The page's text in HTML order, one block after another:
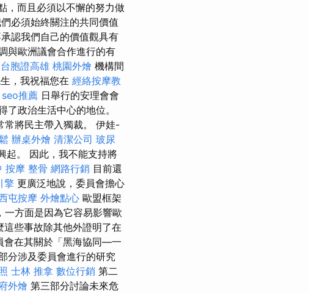
，而且必須以不懈的努力做
必須始終關注的共同價值
認我們自己的價值觀具有
與歐洲議會合作進行的有
台胞證高雄 桃園外燴 機構間
，我祝福您在 經絡按摩教
seo推薦 日舉行的安理會會
政治生活中心的地位。
常將民主帶入獨裁。 伊娃-
辦桌外燴 清潔公司 玻尿
起。 因此，我不能支持將
按摩 整骨 網路行銷 目前還
擎 更廣泛地說，委員會擔心
屯按摩 外燴點心 歐盟框架
方面是因為它容易影響歐
這些事故除其他外證明了在
會在其關於「黑海協同—一
分涉及委員會進行的研究
士林 推拿 數位行銷 第二
外燴 第三部分討論未來危